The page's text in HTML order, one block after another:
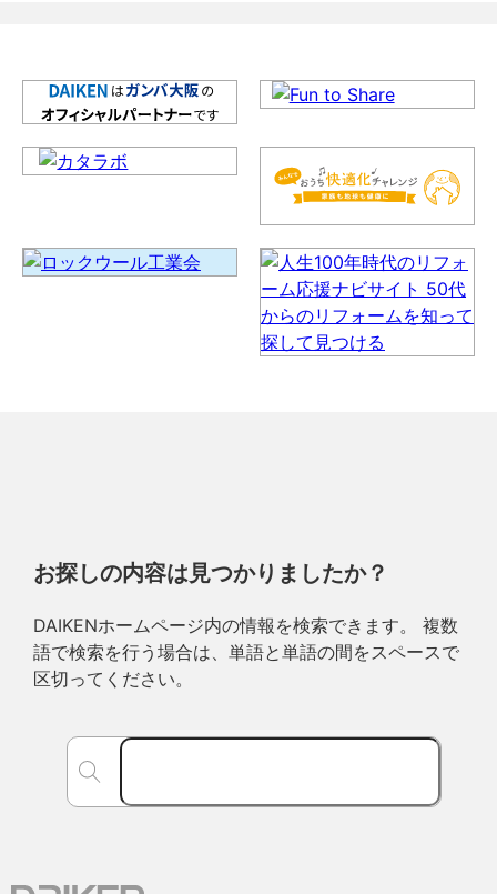
お探しの内容は見つかりましたか？
DAIKENホームページ内の情報を検索できます。 複数
語で検索を行う場合は、単語と単語の間をスペースで
区切ってください。